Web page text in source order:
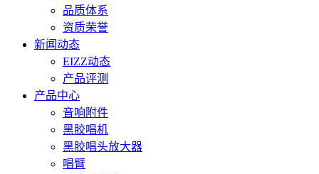
品质体系
资质荣誉
新闻动态
EIZZ动态
产品评测
产品中心
音响附件
黑胶唱机
黑胶唱头放大器
唱臂